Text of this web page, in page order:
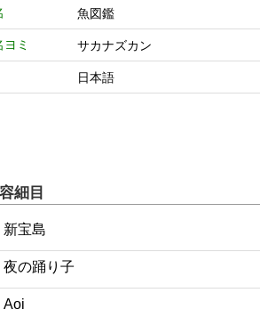
魚図鑑
ヨミ サカナズカン
日本語
細目
新宝島
夜の踊り子
Aoi